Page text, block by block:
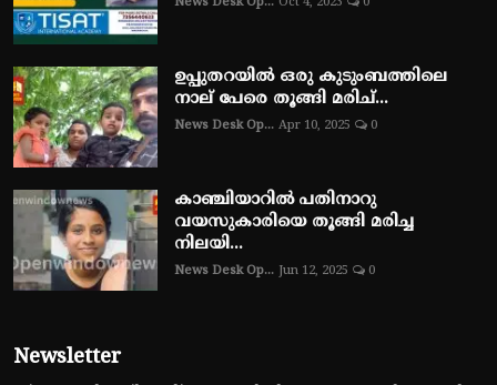
ഉപ്പുതറയിൽ ഒരു കുടുംബത്തിലെ
നാല് പേരെ തൂങ്ങി മരിച്...
News Desk Op... Apr 10, 2025 0
കാഞ്ചിയാറിൽ പതിനാറു
വയസുകാരിയെ തൂങ്ങി മരിച്ച
നിലയി...
News Desk Op... Jun 12, 2025 0
Newsletter